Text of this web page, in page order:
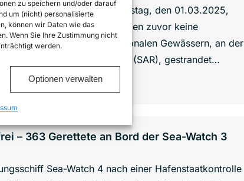
zu speichern und/oder darauf
um (nicht) personalisierte
können wir Daten wie das
Wenn Sie Ihre Zustimmung nicht
werden.
Optionen verwalten
auf der sie seit Samstag, den 01.03.2025,
die informierten Behörden zuvor keine
die Menschen in internationalen Gewässern, an der
Such- und Rettungszone (SAR), gestrandet…
– 363 Gerettete an Bord der Sea-Watch 3
Sea-Watch 4 nach einer Hafenstaatkontrolle